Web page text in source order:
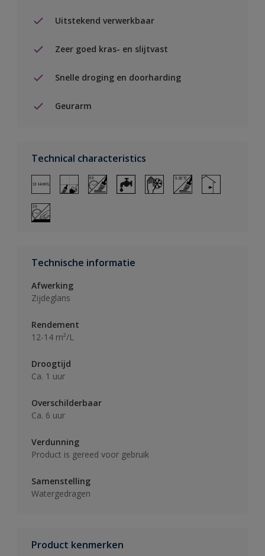
Uitstekend verwerkbaar
Zeer goed kras- en slijtvast
Snelle droging en doorharding
Geurarm
Technical characteristics
Technische informatie
Afwerking
Zijdeglans
Rendement
12-14 m²/L
Droogtijd
Ca. 1 uur
Overschilderbaar
Ca. 6 uur
Verdunning
Product is gereed voor gebruik
Samenstelling
Watergedragen
Product kenmerken